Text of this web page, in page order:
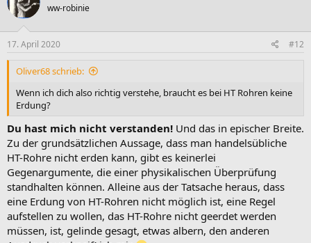
ww-robinie
17. April 2020 #12
Oliver68 schrieb:
Wenn ich dich also richtig verstehe, braucht es bei HT Rohren keine
Erdung?
Du hast mich nicht verstanden! Und das in epischer Breite.
Zu der grundsätzlichen Aussage, dass man handelsübliche
HT-Rohre nicht erden kann, gibt es keinerlei
Gegenargumente, die einer physikalischen Überprüfung
standhalten können. Alleine aus der Tatsache heraus, dass
eine Erdung von HT-Rohren nicht möglich ist, eine Regel
aufstellen zu wollen, das HT-Rohre nicht geerdet werden
müssen, ist, gelinde gesagt, etwas albern, den anderen